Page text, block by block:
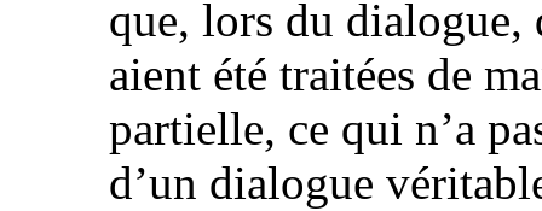
que, lors du dialogue,
aient été traitées de
partielle, ce qui n’a
d’un dialogue